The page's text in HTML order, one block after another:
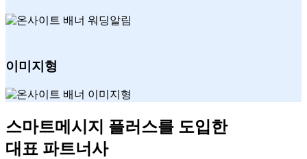
이미지형
스마트메시지 플러스를 도입한
대표 파트너사